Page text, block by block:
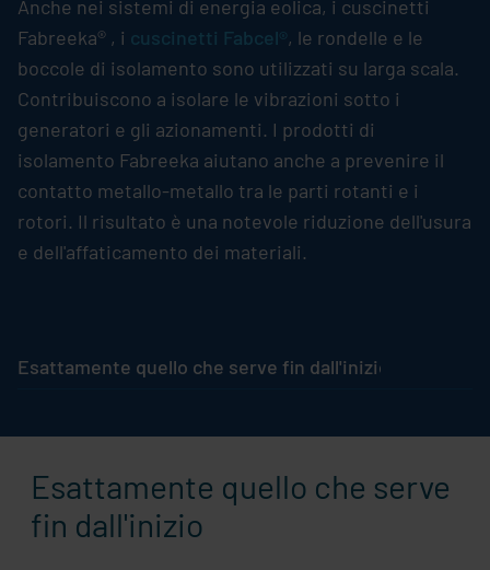
Anche nei sistemi di energia eolica, i cuscinetti
Fabreeka® , i cuscinetti Fabcel® , le rondelle e le
boccole di isolamento sono utilizzati su larga scala.
Contribuiscono a isolare le vibrazioni sotto i
generatori e gli azionamenti. I prodotti di
isolamento Fabreeka aiutano anche a prevenire il
contatto metallo-metallo tra le parti rotanti e i
rotori. Il risultato è una notevole riduzione dell'usura
e dell'affaticamento dei materiali.
Esattamente quello che serve fin dall'inizio
Esattamente quello che serve
fin dall'inizio